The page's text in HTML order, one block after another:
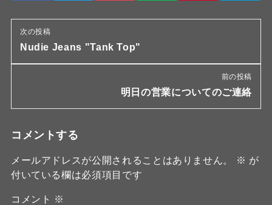
次の投稿
Nudie Jeans "Tank Top"
前の投稿
明日の営業についてのご連絡
コメントする
メールアドレスが公開されることはありません。 ※ が
付いている欄は必須項目です
コメント ※